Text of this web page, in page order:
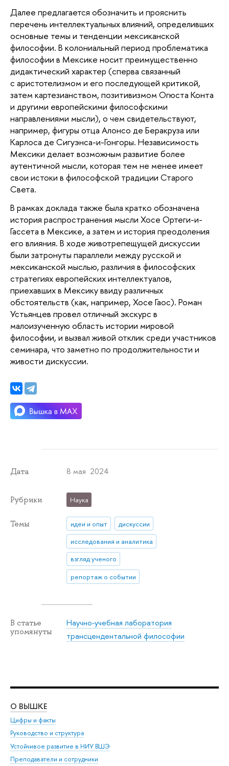
Далее предлагается обозначить и прояснить
перечень интеллектуальных влияний, определивших
основные темы и тенденции мексиканской
философии. В колониальный период проблематика
философии в Мексике носит преимущественно
дидактический характер (сперва связанный
с аристотелизмом и его последующей критикой,
затем картезианством, позитивизмом Огюста Конта
и другими европейскими философскими
направлениями мысли), о чем свидетельствуют,
например, фигуры отца Алонсо де Беракруза или
Карлоса де Сигуэнса-и-Гонгоры. Независимость
Мексики делает возможным развитие более
аутентичной мысли, которая тем не менее имеет
свои истоки в философской традиции Старого
Света.
В рамках доклада также была кратко обозначена
история распространения мысли Хосе Ортеги-и-
Гассета в Мексике, а затем и история преодоления
его влияния. В ходе животрепещущей дискуссии
были затронуты параллели между русской и
мексиканской мыслью, различия в философских
стратегиях европейских интеллектуалов,
приехавших в Мексику ввиду различных
обстоятельств (как, например, Хосе Гаос). Роман
Устьянцев провел отличный экскурс в
малоизученную область истории мировой
философии, и вызвал живой отклик среди участников
семинара, что заметно по продолжительности и
живости дискуссии.
Дата 8 мая 2024
Рубрики Наука
Темы идеи и опыт
дискуссии
исследования и аналитика
взгляд ученого
репортаж о событии
В статье
упомянуты
Научно-учебная лаборатория
трансцендентальной философии
О ВЫШКЕ
Цифры и факты
Руководство и структура
Устойчивое развитие в НИУ ВШЭ
Преподаватели и сотрудники